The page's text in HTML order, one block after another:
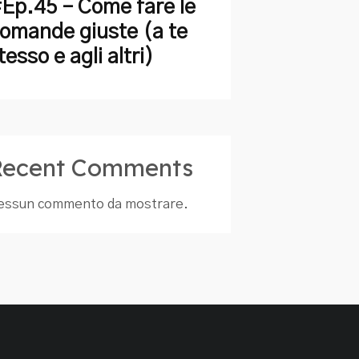
– Come fare le
giuste (a te
e agli altri)
Comments
commento da mostrare.